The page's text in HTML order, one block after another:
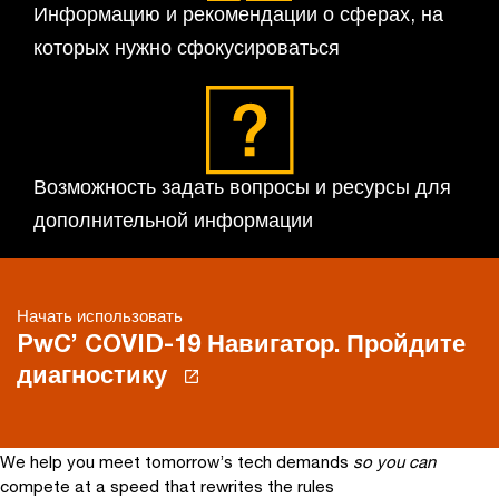
Информацию и рекомендации о сферах, на
которых нужно сфокусироваться
Возможность задать вопросы и ресурсы для
дополнительной информации
Начать использовать
PwC’ COVID-19 Навигатор. Пройдите
диагностику
We help you meet tomorrow’s tech demands so you can
compete at a speed that rewrites the rules